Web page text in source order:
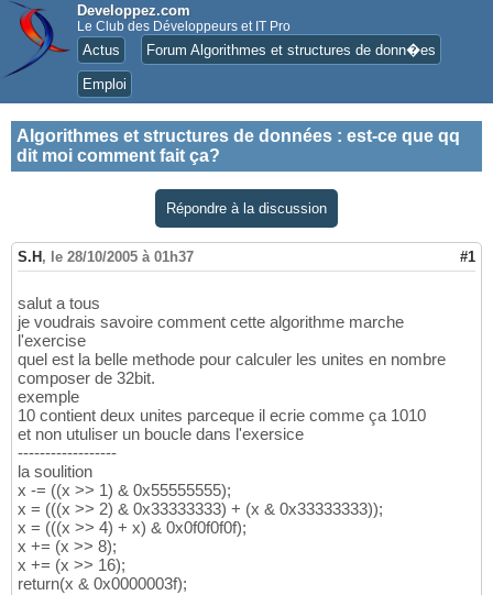
Developpez.com
Le Club des Développeurs et IT Pro
Actus Forum Algorithmes et structures de donn�es
Emploi
Algorithmes et structures de données : est-ce que qq
dit moi comment fait ça?
Répondre à la discussion
S.H , le 28/10/2005 à 01h37 #1
salut a tous
je voudrais savoire comment cette algorithme marche
l'exercise
quel est la belle methode pour calculer les unites en nombre
composer de 32bit.
exemple
10 contient deux unites parceque il ecrie comme ça 1010
et non utuliser un boucle dans l'exersice
------------------
la soulition
x -= ((x >> 1) & 0x55555555);
x = (((x >> 2) & 0x33333333) + (x & 0x33333333));
x = (((x >> 4) + x) & 0x0f0f0f0f);
x += (x >> 8);
x += (x >> 16);
return(x & 0x0000003f);